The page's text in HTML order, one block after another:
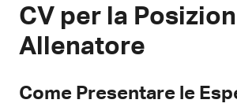
CV per la
Allenatore
Come Presentare le